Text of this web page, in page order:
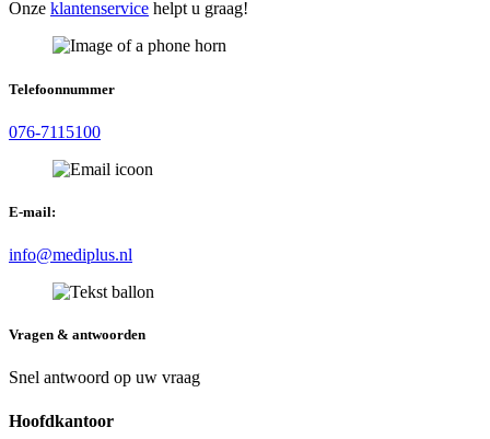
Onze klantenservice helpt u graag!
Telefoonnummer
076-7115100
E-mail:
info@mediplus.nl
Vragen & antwoorden
Snel antwoord op uw vraag
Hoofdkantoor